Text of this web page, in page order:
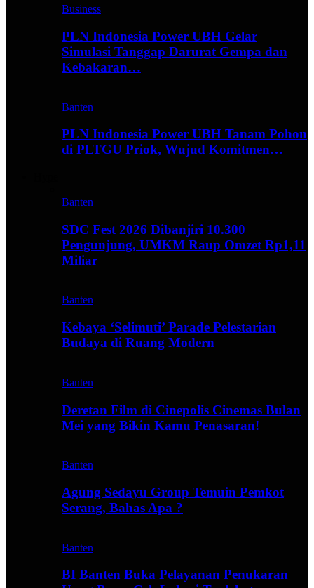
Business
PLN Indonesia Power UBH Gelar
Simulasi Tanggap Darurat Gempa dan
Kebakaran…
Banten
PLN Indonesia Power UBH Tanam Pohon
di PLTGU Priok, Wujud Komitmen…
Banten
SDC Fest 2026 Dibanjiri 10.300
Pengunjung, UMKM Raup Omzet Rp1,11
Miliar
Banten
Kebaya ‘Selimuti’ Parade Pelestarian
Budaya di Ruang Modern
Banten
Deretan Film di Cinepolis Cinemas Bulan
Mei yang Bikin Kamu Penasaran!
Banten
Agung Sedayu Group Temuin Pemkot
Serang, Bahas Apa ?
Banten
BI Banten Buka Pelayanan Penukaran